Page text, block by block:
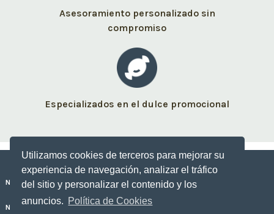
Utilizamos cookies de terceros para mejorar su
experiencia de navegación, analizar el tráfico
del sitio y personalizar el contenido y los
anuncios. Política de Cookies
Asesoramiento personalizado sin
compromiso
Especializados en el dulce promocional
Nuestros dulces personalizados
No Sólo Dulce